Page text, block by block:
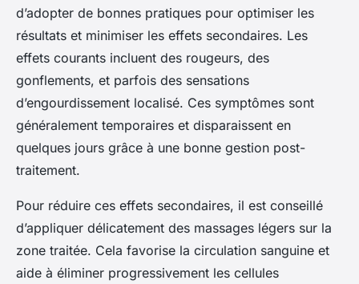
d’adopter de bonnes pratiques pour optimiser les
résultats et minimiser les effets secondaires. Les
effets courants incluent des rougeurs, des
gonflements, et parfois des sensations
d’engourdissement localisé. Ces symptômes sont
généralement temporaires et disparaissent en
quelques jours grâce à une bonne gestion post-
traitement.
Pour réduire ces effets secondaires, il est conseillé
d’appliquer délicatement des massages légers sur la
zone traitée. Cela favorise la circulation sanguine et
aide à éliminer progressivement les cellules